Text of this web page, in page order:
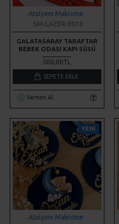
GALATASARAY TARAFTAR
BEBEK ODASI KAPI SÜSÜ
500,00TL
SEPETE EKLE
Hemen Al
YENI
Atolyem Makrome
SM-HNM-20
HEDIYELIK BEBEK DOĞUM